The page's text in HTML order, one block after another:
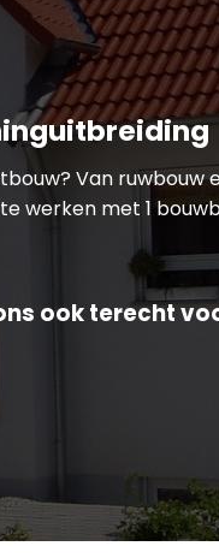
Van ruwbouw
werken met 1
ook terecht